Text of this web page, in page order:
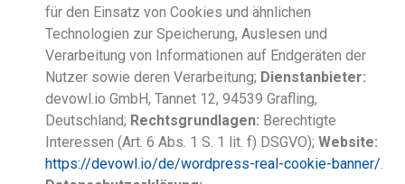
für den Einsatz von Cookies und ähnlichen
Technologien zur Speicherung, Auslesen und
Verarbeitung von Informationen auf Endgeräten der
Nutzer sowie deren Verarbeitung; Dienstanbieter:
devowl.io GmbH, Tannet 12, 94539 Grafling,
Deutschland; Rechtsgrundlagen: Berechtigte
Interessen (Art. 6 Abs. 1 S. 1 lit. f) DSGVO); Website:
https://devowl.io/de/wordpress-real-cookie-banner/.